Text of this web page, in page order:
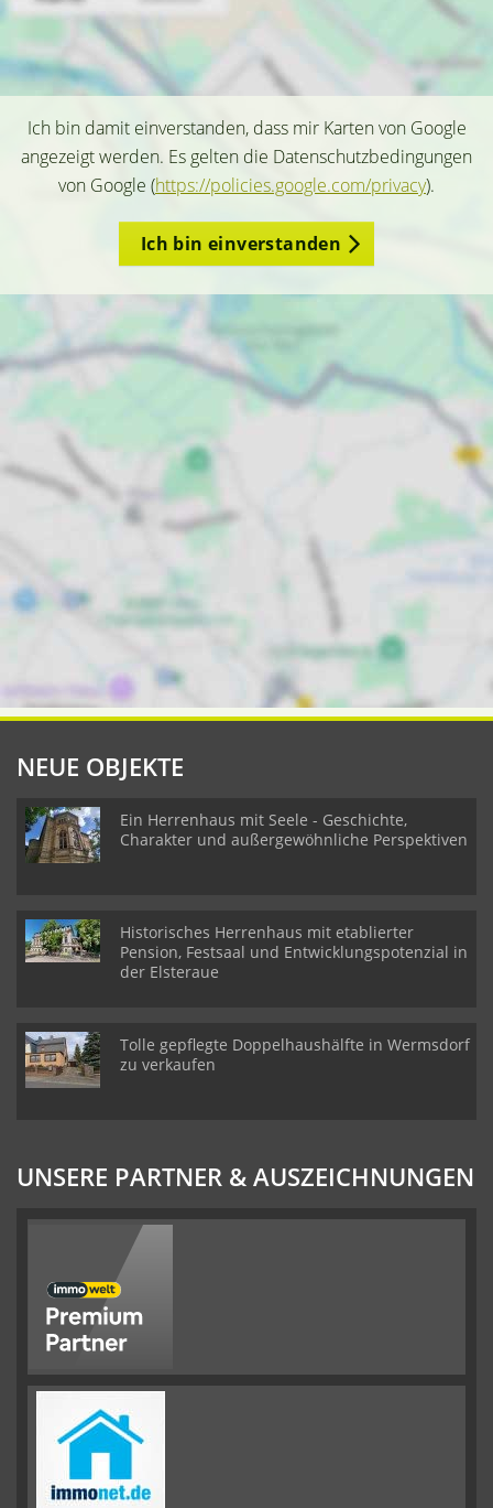
Ich bin damit einverstanden, dass mir Karten von Google
angezeigt werden. Es gelten die Datenschutzbedingungen
von Google (https://policies.google.com/privacy).
Ich bin einverstanden
NEUE OBJEKTE
Ein Herrenhaus mit Seele - Geschichte,
Charakter und außergewöhnliche Perspektiven
Historisches Herrenhaus mit etablierter
Pension, Festsaal und Entwicklungspotenzial in
der Elsteraue
Tolle gepflegte Doppelhaushälfte in Wermsdorf
zu verkaufen
UNSERE PARTNER & AUSZEICHNUNGEN